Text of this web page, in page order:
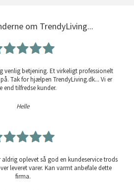
om TrendyLiving...
venlig betjening. Et virkeligt professionelt
Tak for hjælpen TrendyLiving.dk... Vi er
end tilfredse kunder.
Helle
oplevet så god en kundeservice trods
leveret varer. Kan varmt anbefale dette
firma.